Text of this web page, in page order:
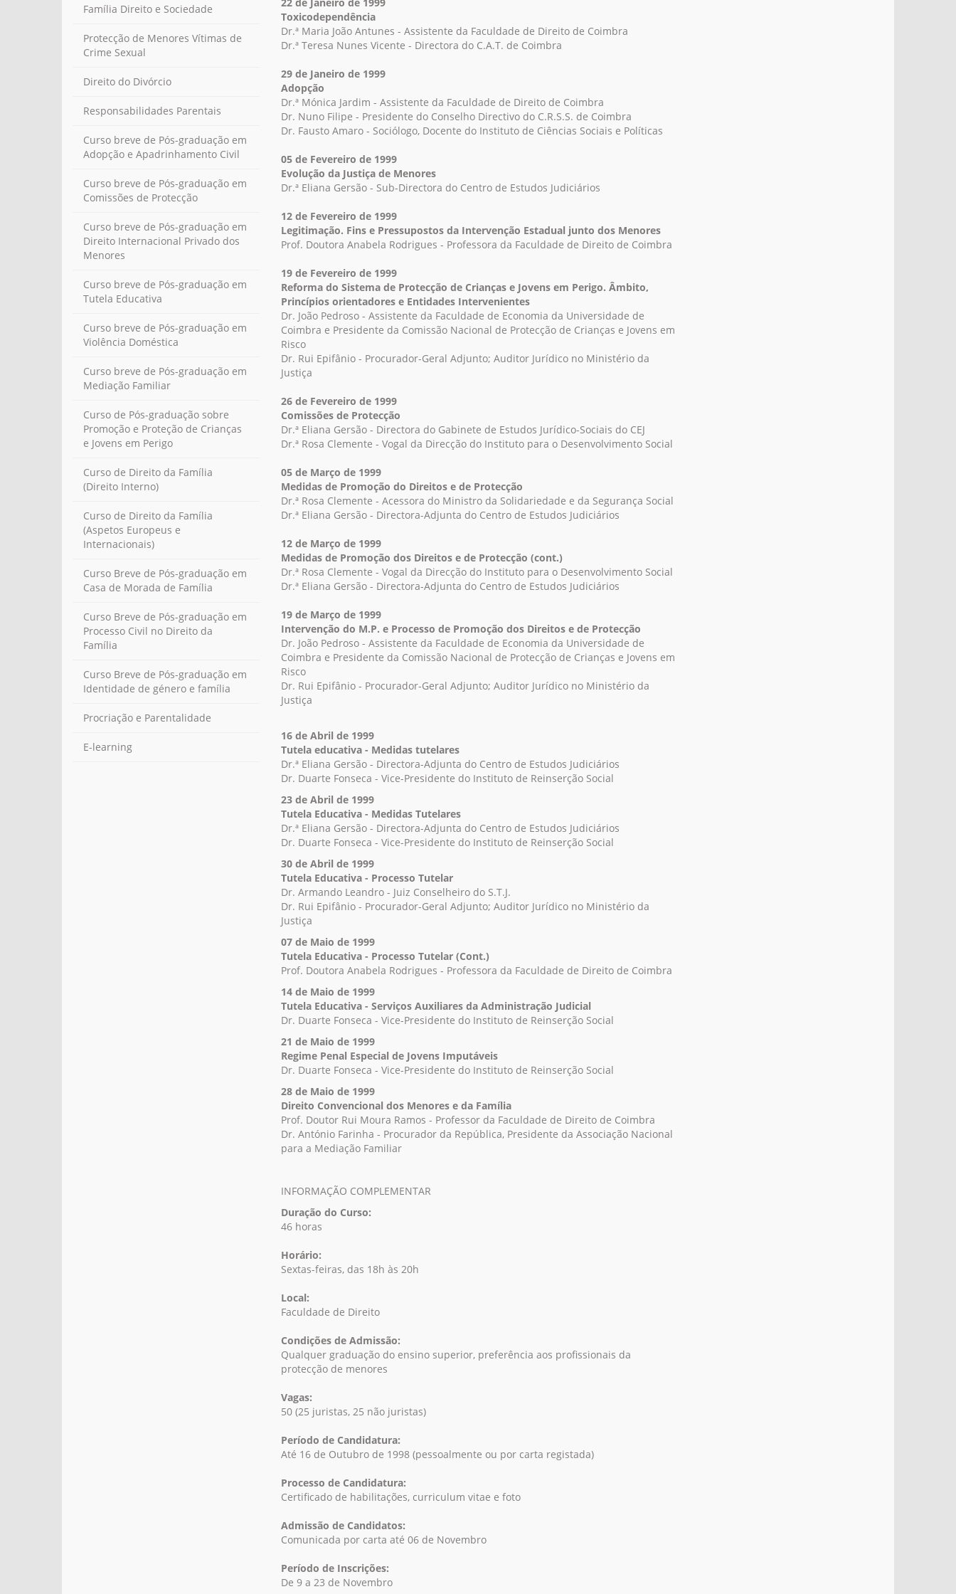
Família Direito e Sociedade
Protecção de Menores Vítimas de
Crime Sexual
Direito do Divórcio
Responsabilidades Parentais
Curso breve de Pós-graduação em
Adopção e Apadrinhamento Civil
Curso breve de Pós-graduação em
Comissões de Protecção
Curso breve de Pós-graduação em
Direito Internacional Privado dos
Menores
Curso breve de Pós-graduação em
Tutela Educativa
Curso breve de Pós-graduação em
Violência Doméstica
Curso breve de Pós-graduação em
Mediação Familiar
Curso de Pós-graduação sobre
Promoção e Proteção de Crianças
e Jovens em Perigo
Curso de Direito da Família
(Direito Interno)
Curso de Direito da Família
(Aspetos Europeus e
Internacionais)
Curso Breve de Pós-graduação em
Casa de Morada de Família
Curso Breve de Pós-graduação em
Processo Civil no Direito da
Família
Curso Breve de Pós-graduação em
Identidade de género e família
Procriação e Parentalidade
E-learning
Toxicodependência
Dr.ª Maria João Antunes - Assistente da Faculdade de Direito de Coimbra
Dr.ª Teresa Nunes Vicente - Directora do C.A.T. de Coimbra
29 de Janeiro de 1999
Adopção
Dr.ª Mónica Jardim - Assistente da Faculdade de Direito de Coimbra
Dr. Nuno Filipe - Presidente do Conselho Directivo do C.R.S.S. de Coimbra
Dr. Fausto Amaro - Sociólogo, Docente do Instituto de Ciências Sociais e Políticas
05 de Fevereiro de 1999
Evolução da Justiça de Menores
Dr.ª Eliana Gersão - Sub-Directora do Centro de Estudos Judiciários
12 de Fevereiro de 1999
Legitimação. Fins e Pressupostos da Intervenção Estadual junto dos Menores
Prof. Doutora Anabela Rodrigues - Professora da Faculdade de Direito de Coimbra
19 de Fevereiro de 1999
Reforma do Sistema de Protecção de Crianças e Jovens em Perigo. Âmbito,
Princípios orientadores e Entidades Intervenientes
Dr. João Pedroso - Assistente da Faculdade de Economia da Universidade de
Coimbra e Presidente da Comissão Nacional de Protecção de Crianças e Jovens em
Risco
Dr. Rui Epifânio - Procurador-Geral Adjunto; Auditor Jurídico no Ministério da
Justiça
26 de Fevereiro de 1999
Comissões de Protecção
Dr.ª Eliana Gersão - Directora do Gabinete de Estudos Jurídico-Sociais do CEJ
Dr.ª Rosa Clemente - Vogal da Direcção do Instituto para o Desenvolvimento Social
05 de Março de 1999
Medidas de Promoção do Direitos e de Protecção
Dr.ª Rosa Clemente - Acessora do Ministro da Solidariedade e da Segurança Social
Dr.ª Eliana Gersão - Directora-Adjunta do Centro de Estudos Judiciários
12 de Março de 1999
Medidas de Promoção dos Direitos e de Protecção (cont.)
Dr.ª Rosa Clemente - Vogal da Direcção do Instituto para o Desenvolvimento Social
Dr.ª Eliana Gersão - Directora-Adjunta do Centro de Estudos Judiciários
19 de Março de 1999
Intervenção do M.P. e Processo de Promoção dos Direitos e de Protecção
Dr. João Pedroso - Assistente da Faculdade de Economia da Universidade de
Coimbra e Presidente da Comissão Nacional de Protecção de Crianças e Jovens em
Risco
Dr. Rui Epifânio - Procurador-Geral Adjunto; Auditor Jurídico no Ministério da
Justiça
16 de Abril de 1999
Tutela educativa - Medidas tutelares
Dr.ª Eliana Gersão - Directora-Adjunta do Centro de Estudos Judiciários
Dr. Duarte Fonseca - Vice-Presidente do Instituto de Reinserção Social
23 de Abril de 1999
Tutela Educativa - Medidas Tutelares
Dr.ª Eliana Gersão - Directora-Adjunta do Centro de Estudos Judiciários
Dr. Duarte Fonseca - Vice-Presidente do Instituto de Reinserção Social
30 de Abril de 1999
Tutela Educativa - Processo Tutelar
Dr. Armando Leandro - Juiz Conselheiro do S.T.J.
Dr. Rui Epifânio - Procurador-Geral Adjunto; Auditor Jurídico no Ministério da
Justiça
07 de Maio de 1999
Tutela Educativa - Processo Tutelar (Cont.)
Prof. Doutora Anabela Rodrigues - Professora da Faculdade de Direito de Coimbra
14 de Maio de 1999
Tutela Educativa - Serviços Auxiliares da Administração Judicial
Dr. Duarte Fonseca - Vice-Presidente do Instituto de Reinserção Social
21 de Maio de 1999
Regime Penal Especial de Jovens Imputáveis
Dr. Duarte Fonseca - Vice-Presidente do Instituto de Reinserção Social
28 de Maio de 1999
Direito Convencional dos Menores e da Família
Prof. Doutor Rui Moura Ramos - Professor da Faculdade de Direito de Coimbra
Dr. António Farinha - Procurador da República, Presidente da Associação Nacional
para a Mediação Familiar
INFORMAÇÃO COMPLEMENTAR
Duração do Curso:
46 horas
Horário:
Sextas-feiras, das 18h às 20h
Local:
Faculdade de Direito
Condições de Admissão:
Qualquer graduação do ensino superior, preferência aos profissionais da
protecção de menores
Vagas:
50 (25 juristas, 25 não juristas)
Período de Candidatura:
Até 16 de Outubro de 1998 (pessoalmente ou por carta registada)
Processo de Candidatura:
Certificado de habilitações, curriculum vitae e foto
Admissão de Candidatos:
Comunicada por carta até 06 de Novembro
Período de Inscrições:
De 9 a 23 de Novembro